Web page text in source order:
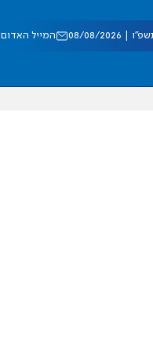
08/2026 המייל האדום